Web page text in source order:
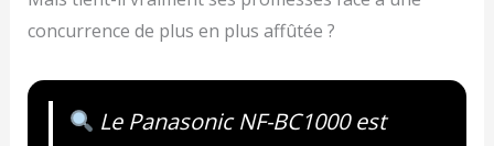
concurrence de plus en plus affûtée ?
Le Panasonic NF-BC1000 est